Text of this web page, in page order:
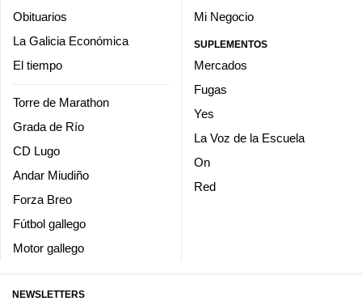
Obituarios
La Galicia Económica
El tiempo
Torre de Marathon
Grada de Río
CD Lugo
Andar Miudiño
Forza Breo
Fútbol gallego
Motor gallego
Mi Negocio
SUPLEMENTOS
Mercados
Fugas
Yes
La Voz de la Escuela
On
Red
NEWSLETTERS